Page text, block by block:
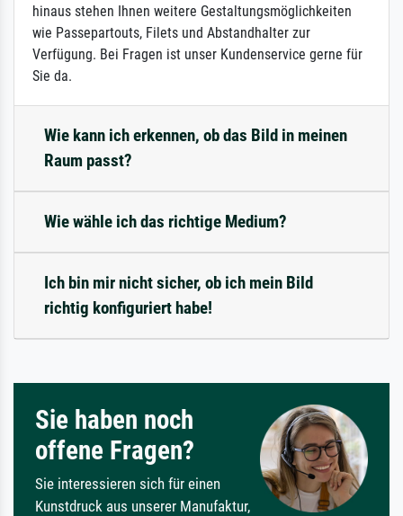
hinaus stehen Ihnen weitere Gestaltungsmöglichkeiten
wie Passepartouts, Filets und Abstandhalter zur
Verfügung. Bei Fragen ist unser Kundenservice gerne für
Sie da.
Wie kann ich erkennen, ob das Bild in meinen
Raum passt?
Wie wähle ich das richtige Medium?
Ich bin mir nicht sicher, ob ich mein Bild
richtig konfiguriert habe!
Sie haben noch
offene Fragen?
Sie interessieren sich für einen
Kunstdruck aus unserer Manufaktur,